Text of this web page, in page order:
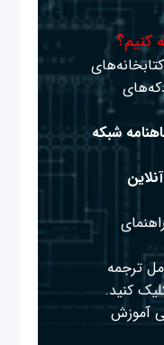
کنیم؟
شبکه
+Network راهنمای
ترجمه
کنید.
آموزش